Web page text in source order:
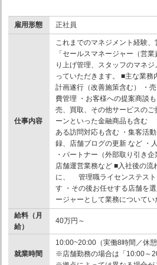
雇用形態 正社員
仕事内容
これまでのマネジメント経験、
「セールスマネージャー（営
り上げ管理、スタッフのマネ
っていただきます。 ■主な業務
計画遂行（改善施策含む） ・
費管理 ・お客様への提案商談
売、買取、その他サービス
ーンといった金融商品も含
ある訪問対応も含む ・集客
録、店舗ブログの更新 など ・
・パートナー（外部取り引き
店舗運営業務など ■入社後の流
に、 管理職ライセンステスト
す ・その後お任せする店舗を
ージャーとして業務についてい
給料（月
給）
40万円～
就業時間
10:00~20:00（実働8時間／休憩
※店舗勤務の場合は「10:00～